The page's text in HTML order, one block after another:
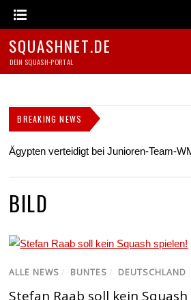
SQUASHNET.DE
DEIN SQUASH-PORTAL
BREAKING NEWS
Ägypten verteidigt bei Junioren-Team-
BILD
ALLE NEWS / BUNTES / DEUTSCHLAND
Stefan Raab soll kein